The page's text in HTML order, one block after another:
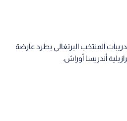
المنتخب البرتغالي بطرد عارضة
أندريسا أوراش.